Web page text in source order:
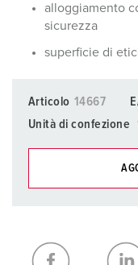
alloggiamento
sicurezza
superficie di
Articolo 14667
Unità di confezione